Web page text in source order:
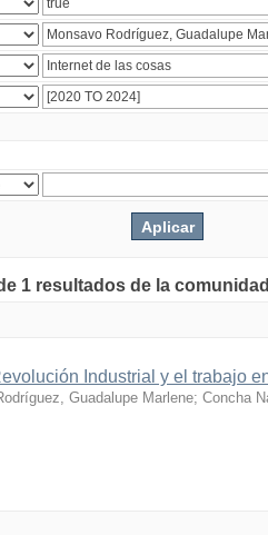
1 resultados de la
Industrial y el trabajo
Guadalupe Marlene; Concha